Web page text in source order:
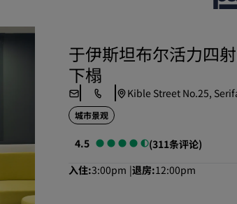
美好的初遇，丰厚
提前预订
于伊斯坦布尔活力四
下榻
Kible Street No.25,
城市景观
4.5
(311条评论)
入住 3:00pm 退房 12:00pm